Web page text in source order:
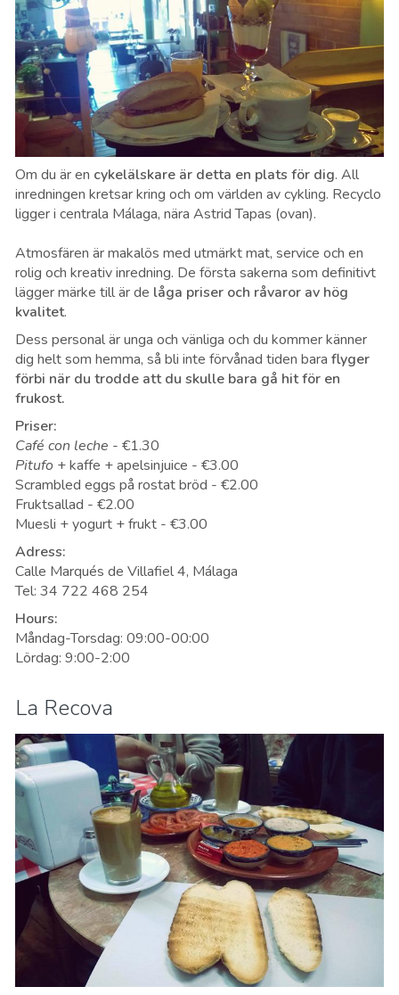
Om du är en cykelälskare är detta en plats för dig. All
inredningen kretsar kring och om världen av cykling. Recyclo
ligger i centrala Málaga, nära Astrid Tapas (ovan).
Atmosfären är makalös med utmärkt mat, service och en
rolig och kreativ inredning. De första sakerna som definitivt
lägger märke till är de låga priser och råvaror av hög
kvalitet.
Dess personal är unga och vänliga och du kommer känner
dig helt som hemma, så bli inte förvånad tiden bara flyger
förbi när du trodde att du skulle bara gå hit för en
frukost.
Priser:
Café con leche - €1.30
Pitufo + kaffe + apelsinjuice - €3.00
Scrambled eggs på rostat bröd - €2.00
Fruktsallad - €2.00
Muesli + yogurt + frukt - €3.00
Adress:
Calle Marqués de Villafiel 4, Málaga
Tel: 34 722 468 254
Hours:
Måndag-Torsdag: 09:00-00:00
Lördag: 9:00-2:00
La Recova